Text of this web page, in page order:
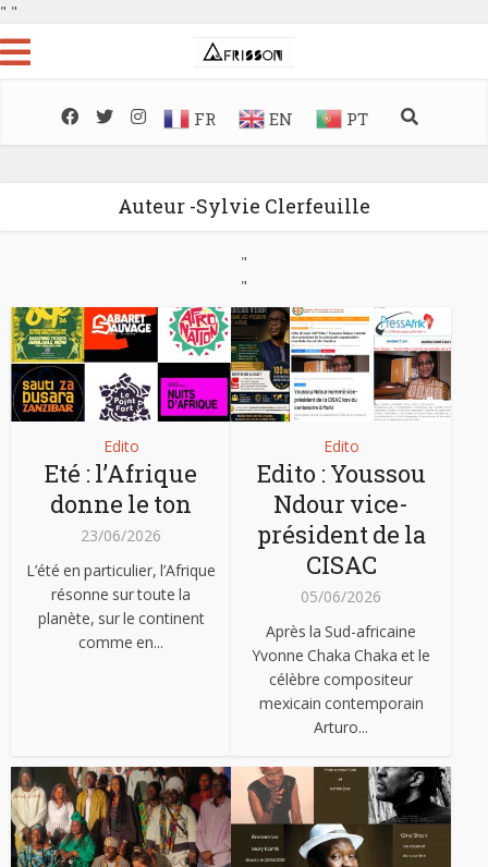
" "
FR EN PT
Auteur -Sylvie Clerfeuille
"
"
Edito
Eté : l’Afrique
donne le ton
23/06/2026
L’été en particulier, l’Afrique
résonne sur toute la
planète, sur le continent
comme en...
Edito
Edito : Youssou
Ndour vice-
président de la
CISAC
05/06/2026
Après la Sud-africaine
Yvonne Chaka Chaka et le
célèbre compositeur
mexicain contemporain
Arturo...